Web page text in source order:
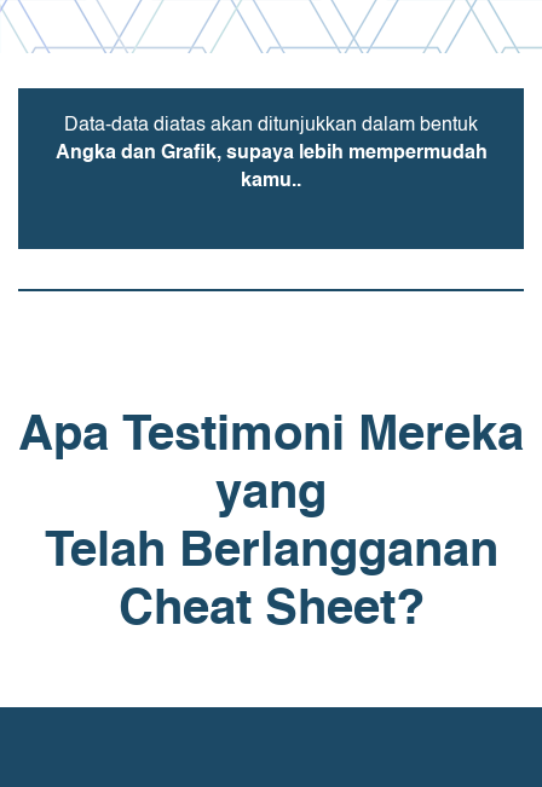
Data-data diatas akan ditunjukkan dalam bentuk
Angka dan Grafik, supaya lebih mempermudah
kamu..
Apa Testimoni Mereka
yang
Telah Berlangganan
Cheat Sheet?